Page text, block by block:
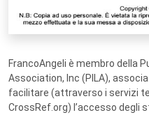
FrancoAngeli è membro della
Association, Inc (PILA),
facilitare (attraverso i servizi
CrossRef.org) l’accesso degli